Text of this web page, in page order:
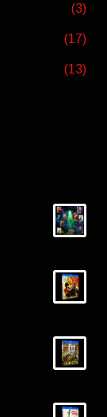
(3)
(17)
(13)